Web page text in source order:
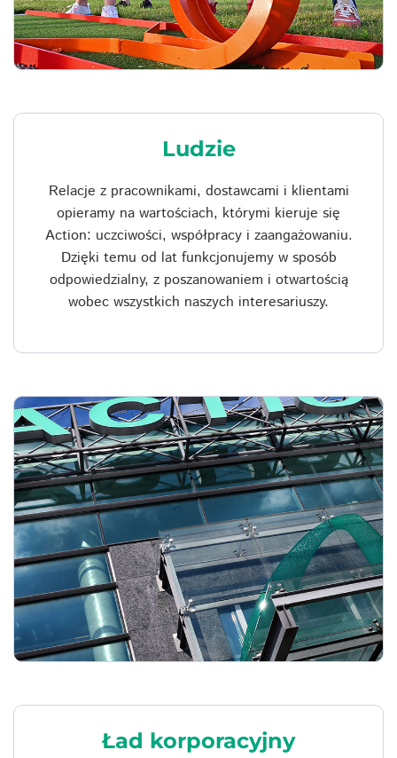
Ludzie
Relacje z pracownikami, dostawcami i klientami
opieramy na wartościach, którymi kieruje się
Action: uczciwości, współpracy i zaangażowaniu.
Dzięki temu od lat funkcjonujemy w sposób
odpowiedzialny, z poszanowaniem i otwartością
wobec wszystkich naszych interesariuszy.
Ład korporacyjny